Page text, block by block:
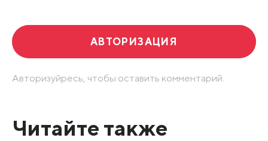
АВТОРИЗАЦИЯ
Авторизуйресь, чтобы оставить комментарий.
Читайте также